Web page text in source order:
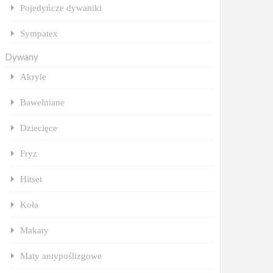
Pojedyńcze dywaniki
Sympatex
Dywany
Akryle
Bawełniane
Dziecięce
Fryz
Hitset
Koła
Makaty
Maty antypoślizgowe